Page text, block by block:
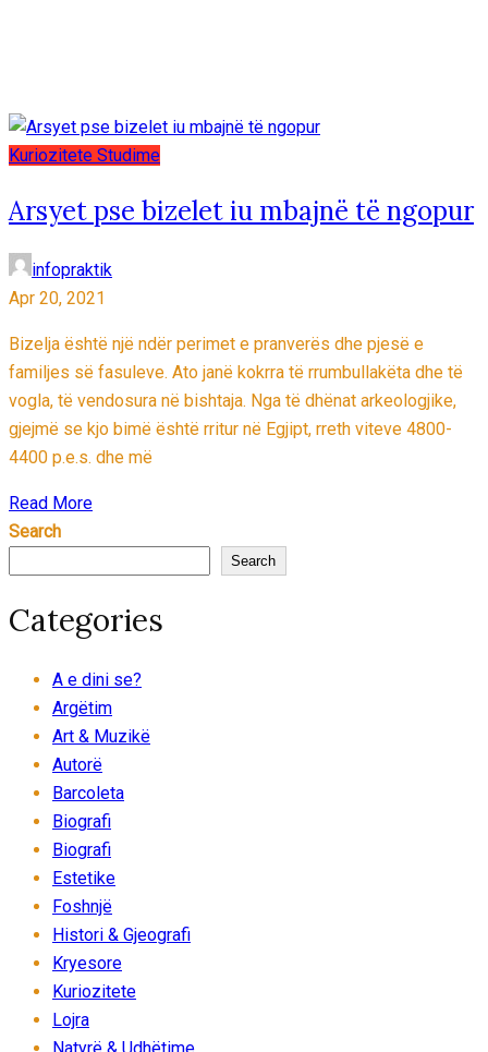
Kuriozitete Studime
Arsyet pse bizelet iu mbajnë të ngopur
infopraktik
Apr 20, 2021
Bizelja është një ndër perimet e pranverës dhe pjesë e
familjes së fasuleve. Ato janë kokrra të rrumbullakëta dhe të
vogla, të vendosura në bishtaja. Nga të dhënat arkeologjike,
gjejmë se kjo bimë është rritur në Egjipt, rreth viteve 4800-
4400 p.e.s. dhe më
Read More
Search
Search
Categories
A e dini se?
Argëtim
Art & Muzikë
Autorë
Barcoleta
Biografi
Biografi
Estetike
Foshnjë
Histori & Gjeografi
Kryesore
Kuriozitete
Lojra